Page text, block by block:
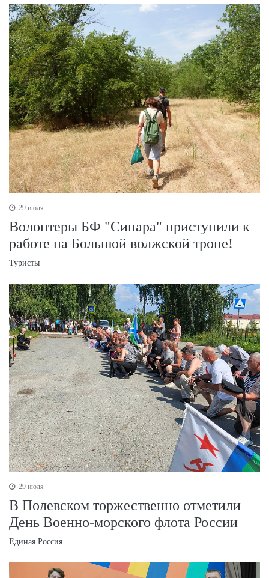
29 июля
Волонтеры БФ "Синара" приступили к
работе на Большой волжской тропе!
Туристы
29 июля
В Полевском торжественно отметили
День Военно‑морского флота России
Единая Россия